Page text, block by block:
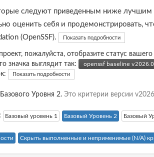
следуют приведенным ниже лучшим
оценить себя и продемонстрировать,
(OpenSSF).
Показать подробности
пожалуйста, отобразите статус
значка выглядит так:
Показать подробности
Уровня 2. Это критерии версии
Базовый уровень 1 Базовый Уровень 2 Базовый
Скрыть выполненные и неприменимые (N/A)